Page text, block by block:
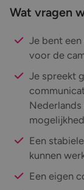
Wat vragen
Je bent
voor de
Je spreekt
Een
kunnen
Een eigen